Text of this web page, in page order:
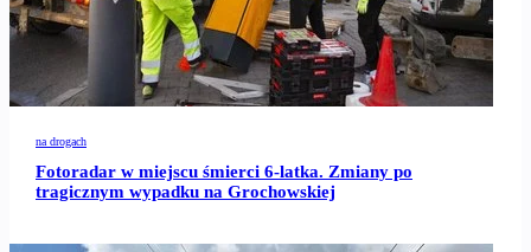
na drogach
Fotoradar w miejscu śmierci 6-latka. Zmiany po
tragicznym wypadku na Grochowskiej